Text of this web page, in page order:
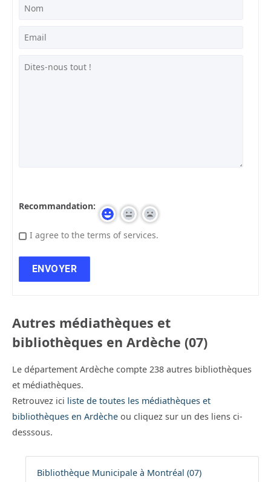
Recommandation:
I agree to the terms of services.
Autres médiathèques et
bibliothèques en Ardèche (07)
Le département Ardèche compte 238 autres bibliothèques
et médiathèques.
Retrouvez ici liste de toutes les médiathèques et
bibliothèques en Ardèche ou cliquez sur un des liens ci-
desssous.
Bibliothèque Municipale à Montréal (07)